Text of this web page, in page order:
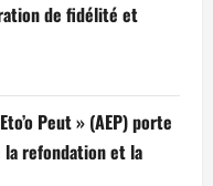
de fidélité et
Peut » (AEP) porte
refondation et la